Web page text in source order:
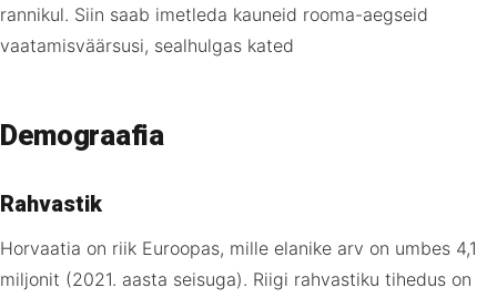
rannikul. Siin saab imetleda kauneid rooma-aegseid
vaatamisväärsusi, sealhulgas kated
Demograafia
Rahvastik
Horvaatia on riik Euroopas, mille elanike arv on umbes 4,1
miljonit (2021. aasta seisuga). Riigi rahvastiku tihedus on